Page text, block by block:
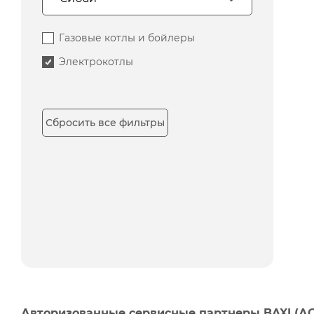
Газовые котлы и бойлеры
Электрокотлы
Сбросить все фильтры